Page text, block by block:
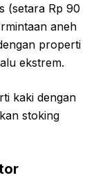
(setara Rp 90
aneh
properti
ekstrem.
kaki dengan
stoking